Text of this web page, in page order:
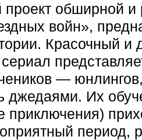
обширной и
войн»,
Красочный и
—
джедаями. Их
приключения)
период,